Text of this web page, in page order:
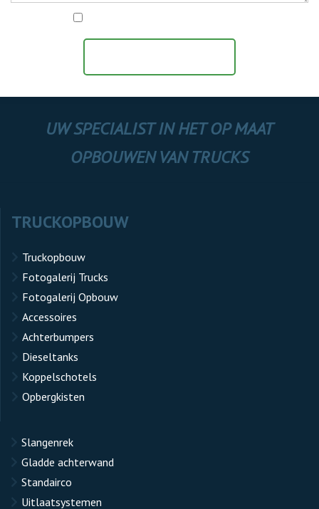
UW SPECIALIST IN HET OP MAAT
OPBOUWEN VAN TRUCKS
TRUCKOPBOUW
Truckopbouw
Fotogalerij Trucks
Fotogalerij Opbouw
Accessoires
Achterbumpers
Dieseltanks
Koppelschotels
Opbergkisten
Slangenrek
Gladde achterwand
Standairco
Uitlaatsystemen